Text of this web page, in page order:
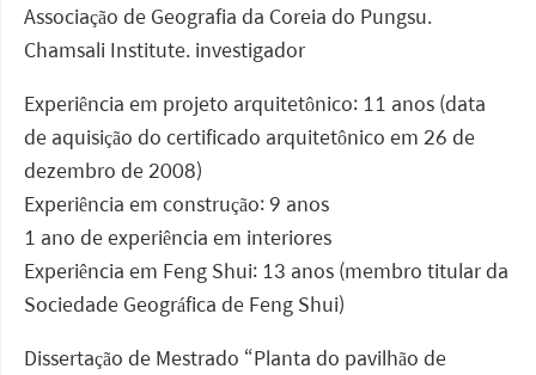
Associação de Geografia da Coreia do Pungsu.
Chamsali Institute. investigador
Experiência em projeto arquitetônico: 11 anos (data
de aquisição do certificado arquitetônico em 26 de
dezembro de 2008)
Experiência em construção: 9 anos
1 ano de experiência em interiores
Experiência em Feng Shui: 13 anos (membro titular da
Sociedade Geográfica de Feng Shui)
Dissertação de Mestrado “Planta do pavilhão de